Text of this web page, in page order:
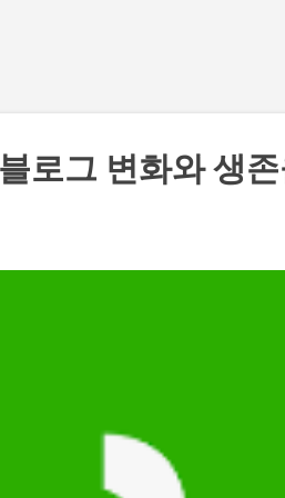
로그 변화와 생